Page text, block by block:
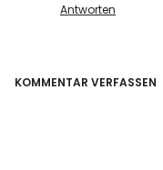
Antworten
KOMMENTAR VERFASSEN